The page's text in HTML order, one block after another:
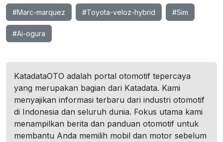
#Marc-marquez #Toyota-veloz-hybrid #Sim
#Ai-ogura
KatadataOTO adalah portal otomotif tepercaya
yang merupakan bagian dari Katadata. Kami
menyajikan informasi terbaru dari industri otomotif
di Indonesia dan seluruh dunia. Fokus utama kami
menampilkan berita dan panduan otomotif untuk
membantu Anda memilih mobil dan motor sebelum